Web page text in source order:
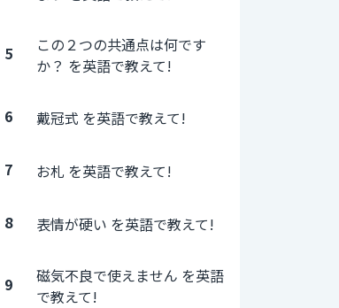
5
この２つの共通点は何です
か？ を英語で教えて!
6 戴冠式 を英語で教えて!
7 お札 を英語で教えて!
8 表情が硬い を英語で教えて!
9
磁気不良で使えません を英語
で教えて!